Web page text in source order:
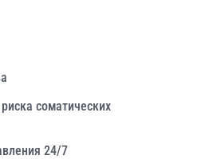
соматических
24/7